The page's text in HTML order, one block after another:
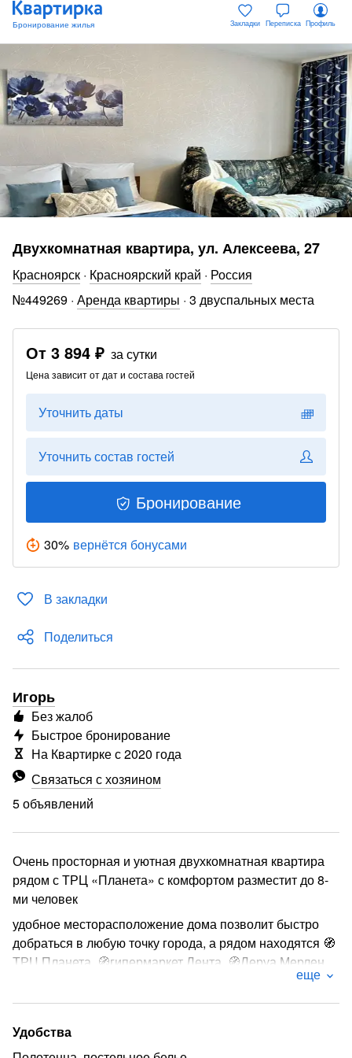
Закладки Переписка Профиль
Двухкомнатная квартира, ул. Алексеева, 27
Красноярск · Красноярский край · Россия
№449269 · Аренда квартиры · 3 двуспальных места
От 3 894 ₽ за сутки
Цена зависит от дат и состава гостей
Уточнить даты
Уточнить состав гостей
Бронирование
30% вернётся бонусами
В закладки
Поделиться
Игорь
Связаться с хозяином
5 объявлений
Без жалоб
Быстрое бронирование
На Квартирке с 2020 года
Очень просторная и уютная двухкомнатная квартира
рядом с ТРЦ «Планета» с комфортом разместит до 8-
ми человек‍‍‍ ‍‍‍
удобное месторасположение дома позволит быстро
добраться в любую точку города, а рядом находятся 🧭
ТРЦ Планета, 🧭гипермаркет Лента, 🧭Леруа Мерлен,
🧭ледовая Арена Север, 🧭МВДЦ Сибирь, 🧭ледовый
дворец Кристалл, 🧭ТРЦ Июнь, 🧭междугородний
⛸️🧘), а также множество магазинов и заведений
еще
Удобства